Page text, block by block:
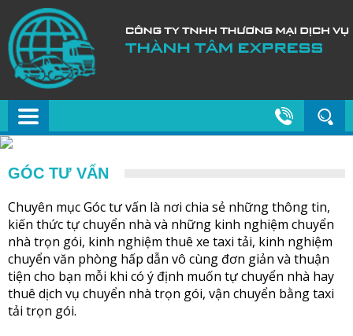
GÓC TƯ VẤN
Chuyên mục Góc tư vấn là nơi chia sẻ những thông tin,
kiến thức tự chuyển nhà và những kinh nghiệm chuyển
nhà trọn gói, kinh nghiệm thuê xe taxi tải, kinh nghiệm
chuyển văn phòng hấp dẫn vô cùng đơn giản và thuận
tiện cho bạn mỗi khi có ý định muốn tự chuyển nhà hay
thuê dịch vụ chuyển nhà trọn gói, vận chuyển bằng taxi
tải trọn gói.